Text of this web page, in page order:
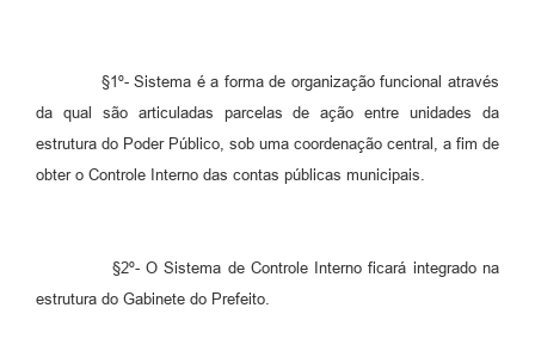
§1º- Sistema é a forma de organização funcional através
da qual são articuladas parcelas de ação entre unidades da
estrutura do Poder Público, sob uma coordenação central, a fim de
obter o Controle Interno das contas públicas municipais.
§2º- O Sistema de Controle Interno ficará integrado na
estrutura do Gabinete do Prefeito.